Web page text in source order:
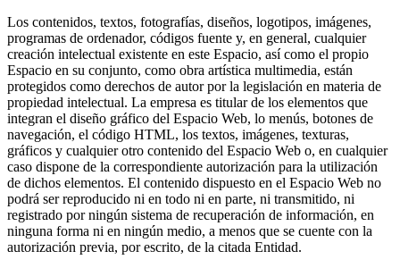
Los contenidos, textos, fotografías, diseños, logotipos, imágenes,
programas de ordenador, códigos fuente y, en general, cualquier
creación intelectual existente en este Espacio, así como el propio
Espacio en su conjunto, como obra artística multimedia, están
protegidos como derechos de autor por la legislación en materia de
propiedad intelectual. La empresa es titular de los elementos que
integran el diseño gráfico del Espacio Web, lo menús, botones de
navegación, el código HTML, los textos, imágenes, texturas,
gráficos y cualquier otro contenido del Espacio Web o, en cualquier
caso dispone de la correspondiente autorización para la utilización
de dichos elementos. El contenido dispuesto en el Espacio Web no
podrá ser reproducido ni en todo ni en parte, ni transmitido, ni
registrado por ningún sistema de recuperación de información, en
ninguna forma ni en ningún medio, a menos que se cuente con la
autorización previa, por escrito, de la citada Entidad.